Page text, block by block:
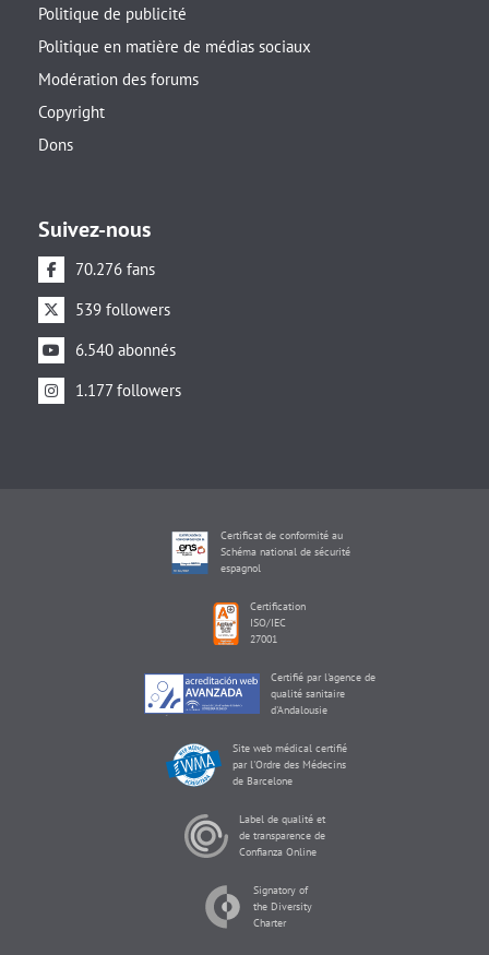
Politique de publicité
Politique en matière de médias sociaux
Modération des forums
Copyright
Dons
Suivez-nous
70.276 fans
539 followers
6.540 abonnés
1.177 followers
Certificat de conformité au
Schéma national de sécurité
espagnol
Certification
ISO/IEC
27001
Certifié par l'agence de
qualité sanitaire
d'Andalousie
Site web médical certifié
par l'Ordre des Médecins
de Barcelone
Label de qualité et
de transparence de
Confianza Online
Signatory of
the Diversity
Charter